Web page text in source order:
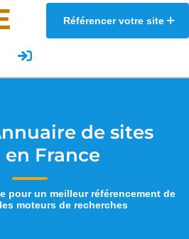
Référencer votre site
de sites
France
pour un meilleur référencement de
moteurs de recherches